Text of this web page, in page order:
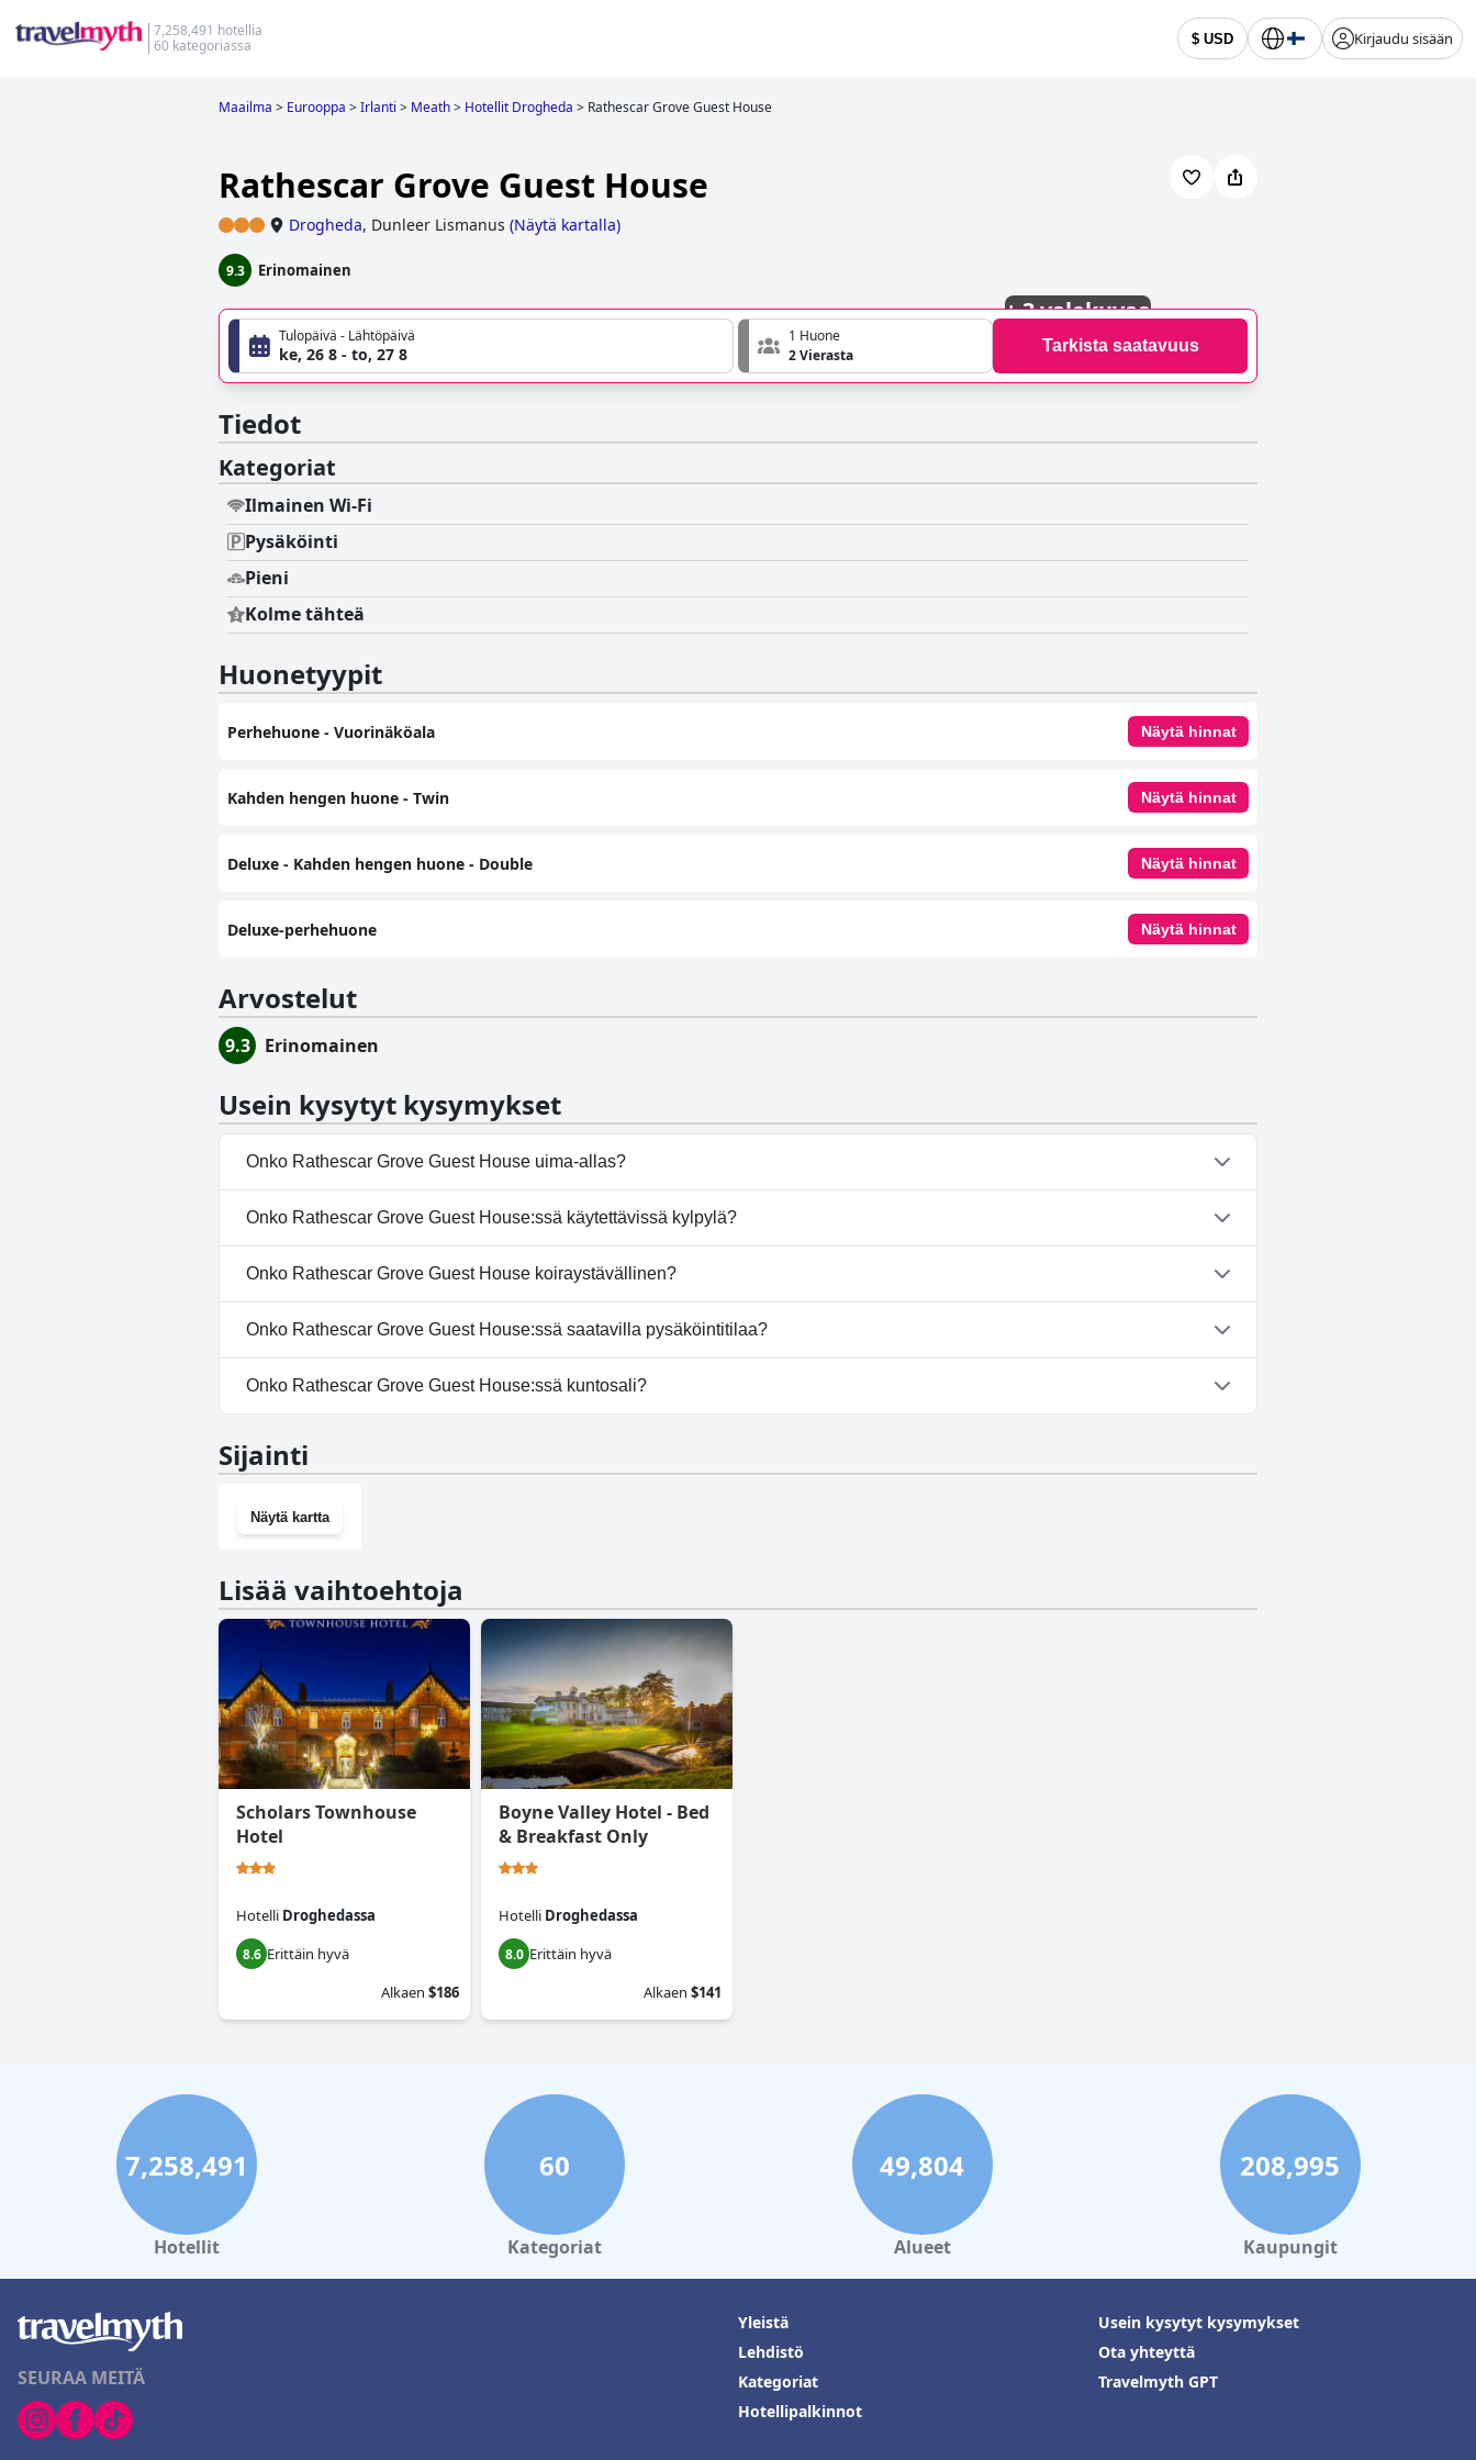
7,258,491 hotellia
60 kategoriassa
$ USD Kirjaudu sisään
Maailma > Eurooppa >Irlanti > Meath> Hotellit Drogheda > Rathescar Grove Guest House
Rathescar Grove Guest House
Drogheda, Dunleer Lismanus (Näytä kartalla)
9.3 Erinomainen
+3 valokuvaa
Tulopäivä - Lähtöpäivä
ke, 26 8 - to, 27 8
1 Huone
2 Vierasta
Tarkista saatavuus
Tiedot
Kategoriat
Ilmainen Wi-Fi
Pysäköinti
Pieni
Kolme tähteä
Huonetyypit
Perhehuone - Vuorinäköala Näytä hinnat
Kahden hengen huone - Twin Näytä hinnat
Deluxe - Kahden hengen huone - Double Näytä hinnat
Deluxe-perhehuone Näytä hinnat
Arvostelut
9.3 Erinomainen
Usein kysytyt kysymykset
Onko Rathescar Grove Guest House uima-allas?
Ei, Rathescar Grove Guest House ei ole uima-allasta.
Onko Rathescar Grove Guest House:ssä käytettävissä kylpylä?
Ei, Rathescar Grove Guest House ei tarjoa kylpylää.
Onko Rathescar Grove Guest House koiraystävällinen?
Ei, Rathescar Grove Guest House ei salli koiria.
Onko Rathescar Grove Guest House:ssä saatavilla pysäköintitilaa?
Kyllä, Rathescar Grove Guest House tarjoaa pysäköintimahdollisuuden.
Onko Rathescar Grove Guest House:ssä kuntosali?
Sijainti
Näytä kartta
Lisää vaihtoehtoja
Scholars Townhouse
Hotel
Hotelli Droghedassa
8.6 Erittäin hyvä
Alkaen $186
Boyne Valley Hotel - Bed
& Breakfast Only
Hotelli Droghedassa
8.0 Erittäin hyvä
Alkaen $141
7,258,491
Hotellit
60
Kategoriat
49,804
Alueet
208,995
Kaupungit
SEURAA MEITÄ
Yleistä
Lehdistö
Kategoriat
Hotellipalkinnot
Usein kysytyt kysymykset
Ota yhteyttä
Travelmyth GPT